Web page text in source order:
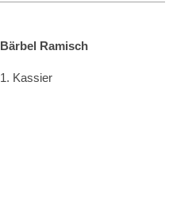
Bärbel Ramisch
1. Kassier